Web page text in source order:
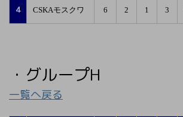
4 CSKAモスクワ 6 2 1 3
・グループH
一覧へ戻る